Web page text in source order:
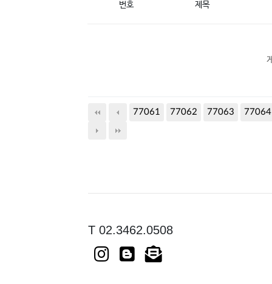
번호 제목
77061 77062 77063 77064
T 02.3462.0508